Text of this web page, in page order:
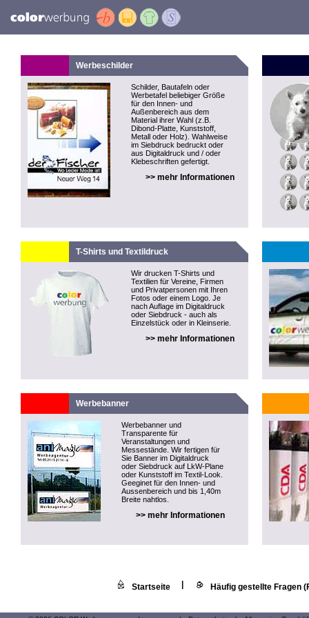
Werbeschilder
Schilder, Bautafeln oder
Werbetafel beliebiger Größe
für den Innen- und
Außenbereich aus dem
Material ihrer Wahl (z.B.
Dibond-Platte, Kunststoff,
Metall oder Holz). Wahlweise
im Siebdruck bedruckt oder
aus Digitaldruck und / oder
Klebeschriften gefertigt.
>> mehr Informationen
T-Shirts und Textildruck
Wir drucken T-Shirts und
Textilien für Vereine, Firmen
und Privatpersonen mit Ihren
Fotos oder einem Logo. Je
nach Auflage im Digitaldruck
oder Siebdruck - auch als
Einzelstück oder in Kleinserie.
>> mehr Informationen
Werbebanner
Werbebanner und
Transparente für
Veranstaltungen und
Messestände. Wir fertigen für
Sie Banner im Digitaldruck
oder Siebdruck auf LkW-Plane
oder Kunststoff im Textil-Look.
Geeginet für den Innen- und
Aussenbereich und bis 1,40m
Breite nahtlos.
>> mehr Informationen
Startseite Häufig gestellte Fragen